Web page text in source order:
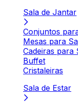
Sala de Jantar
Conjuntos
Mesas para
Cadeiras para
Buffet
Cristaleiras
Sala de Estar